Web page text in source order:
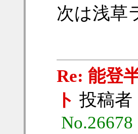
次は浅草
Re: 能登
ト 投稿者
No.26678